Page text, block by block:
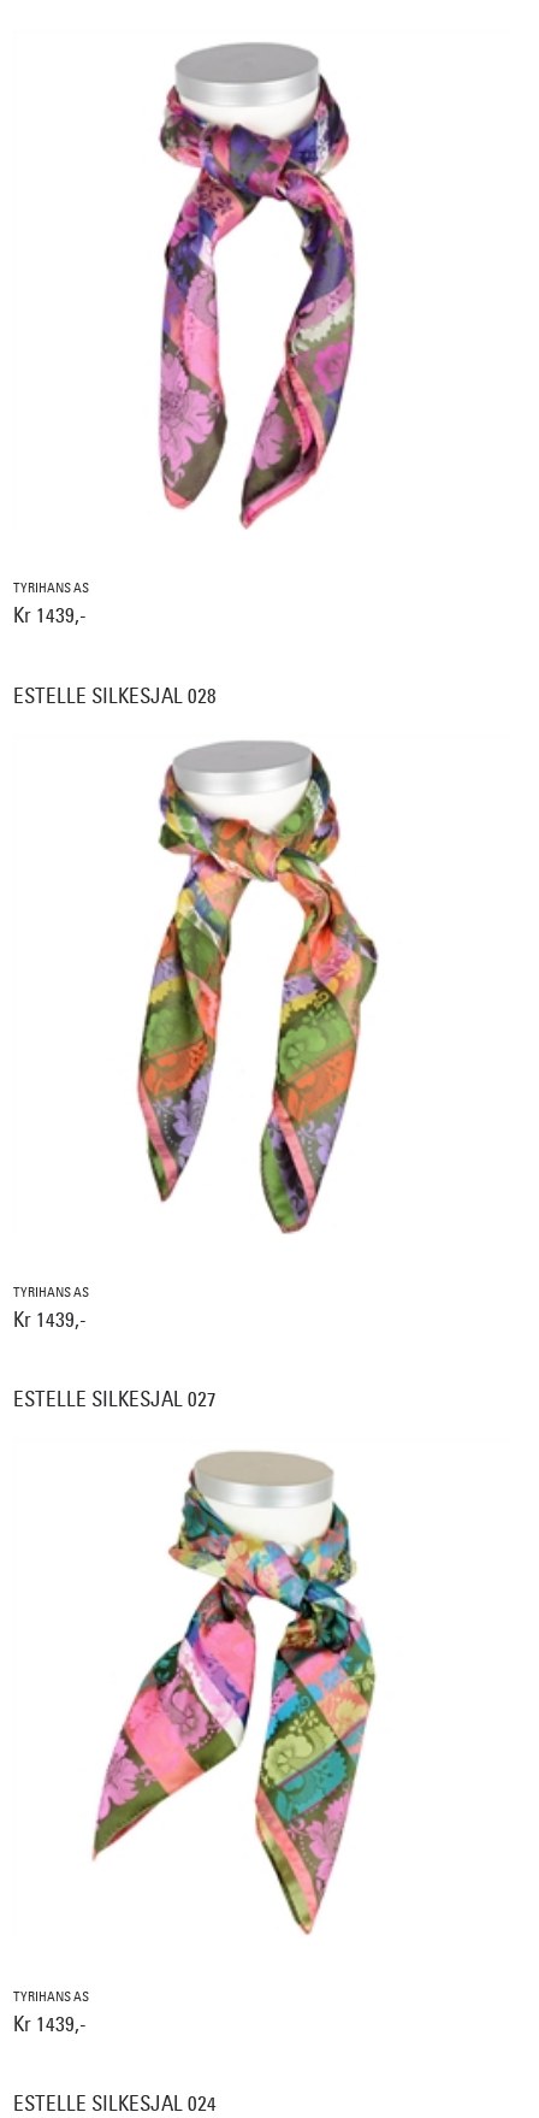
TYRIHANS AS
Kr 1439,-
ESTELLE SILKESJAL 028
TYRIHANS AS
Kr 1439,-
ESTELLE SILKESJAL 027
TYRIHANS AS
Kr 1439,-
ESTELLE SILKESJAL 024